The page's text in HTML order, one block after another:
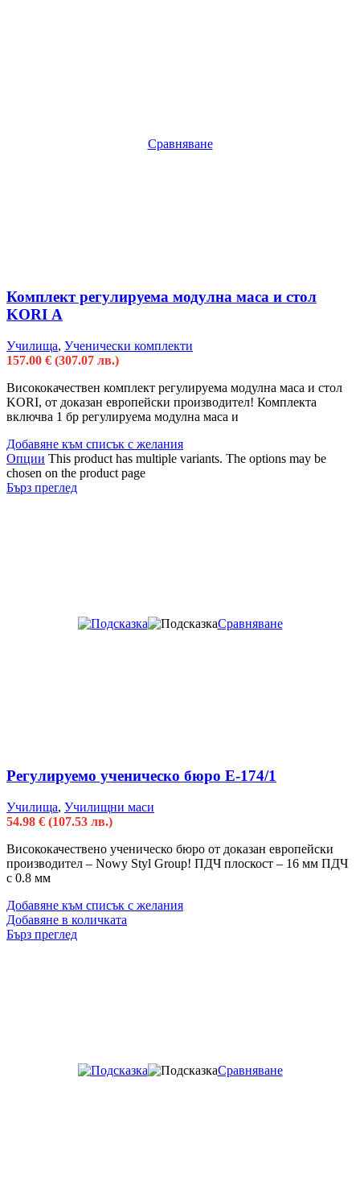
Сравняване
Комплект регулируема модулна маса и стол
KORI А
Училища, Ученически комплекти
157.00 € (307.07 лв.)
Висококачествен комплект регулируема модулна маса и стол
KORI, от доказан европейски производител! Комплекта
включва 1 бр регулируема модулна маса и
Добавяне към списък с желания
Опции This product has multiple variants. The options may be
chosen on the product page
Бърз преглед
Сравняване
Регулируемо ученическо бюро Е-174/1
Училища, Училищни маси
54.98 € (107.53 лв.)
Висококачествено ученическо бюро от доказан европейски
производител – Nowy Styl Group! ПДЧ плоскост – 16 мм ПДЧ
с 0.8 мм
Добавяне към списък с желания
Добавяне в количката
Бърз преглед
Сравняване